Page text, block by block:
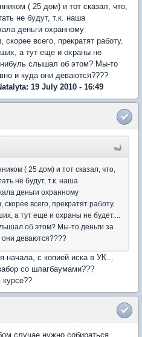
( 25 дом) и тот сказал, что,
не будут, т.к. наша
деньги охранному
всего, прекратят работу.
а тут еще и охраны не
слышал об этом? Мы-то
и куда они деваются????
19 July 2010 - 16:49
( 25 дом) и тот сказал, что,
не будут, т.к. наша
деньги охранному
всего, прекратят работу.
а тут еще и охраны не будет....
об этом? Мы-то деньги за
они деваются????
начала, с копией иска в УК...
со шлагбаумами???
случае нужно собираться